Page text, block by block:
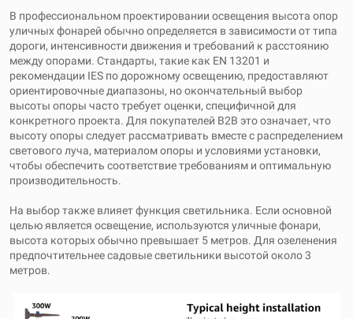
В профессиональном проектировании освещения высота опор
уличных фонарей обычно определяется в зависимости от типа
дороги, интенсивности движения и требований к расстоянию
между опорами. Стандарты, такие как EN 13201 и
рекомендации IES по дорожному освещению, предоставляют
ориентировочные диапазоны, но окончательный выбор
высоты опоры часто требует оценки, специфичной для
конкретного проекта. Для покупателей B2B это означает, что
высоту опоры следует рассматривать вместе с распределением
светового луча, материалом опоры и условиями установки,
чтобы обеспечить соответствие требованиям и оптимальную
производительность.
На выбор также влияет функция светильника. Если основной
целью является освещение, используются уличные фонари,
высота которых обычно превышает 5 метров. Для озеленения
предпочтительнее садовые светильники высотой около 3
метров.